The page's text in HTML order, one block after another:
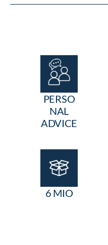
PERSO
NAL
ADVICE
6 MIO